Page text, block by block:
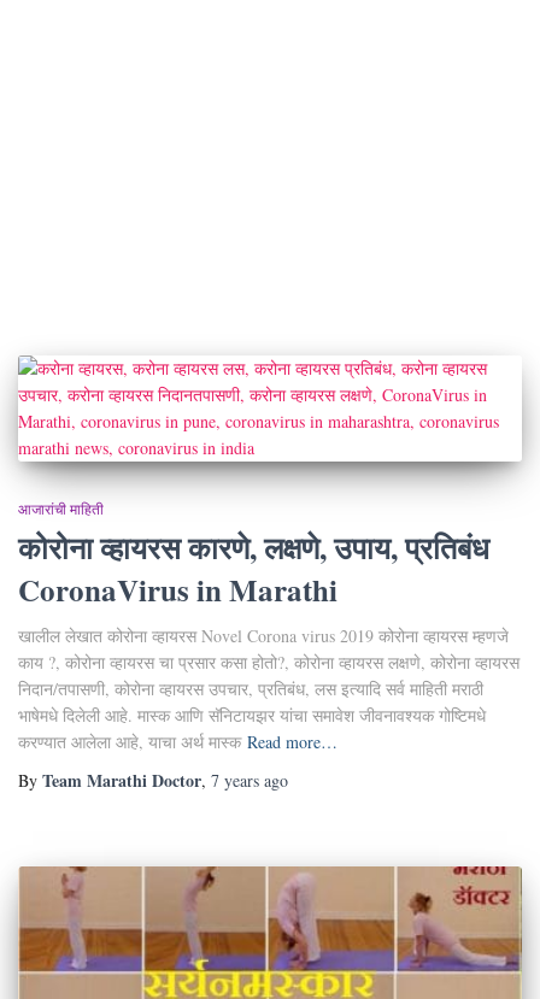
आजारांची माहिती
कोरोना व्हायरस कारणे, लक्षणे, उपाय, प्रतिबंध
CoronaVirus in Marathi
खालील लेखात कोरोना व्हायरस Novel Corona virus 2019 कोरोना व्हायरस म्हणजे
काय ?, कोरोना व्हायरस चा प्रसार कसा होतो?, कोरोना व्हायरस लक्षणे, कोरोना व्हायरस
निदान/तपासणी, कोरोना व्हायरस उपचार, प्रतिबंध, लस इत्यादि सर्व माहिती मराठी
भाषेमधे दिलेली आहे. मास्क आणि सॅनिटायझर यांचा समावेश जीवनावश्यक गोष्टिमधे
करण्यात आलेला आहे, याचा अर्थ मास्क Read more…
By Team Marathi Doctor, 7 years ago